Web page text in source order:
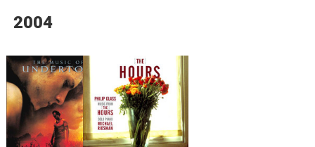
2004